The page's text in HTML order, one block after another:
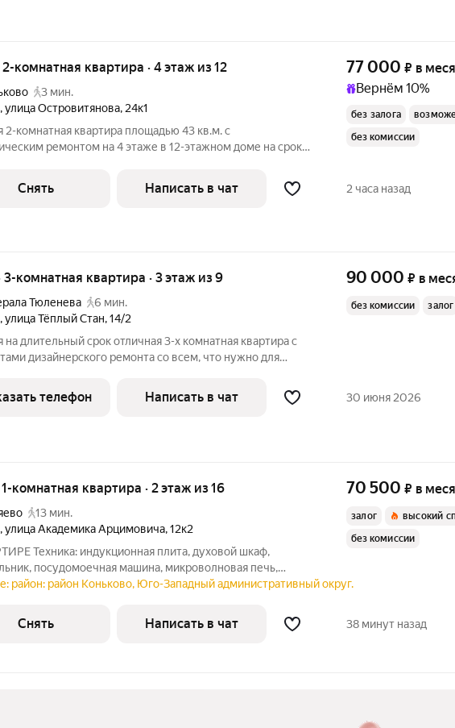
2-комнатная квартира · 4 этаж из 12
3 мин.
,улица Островитянова, 24к1
2-комнатная квартира площадью 43 кв.м. с
ремонтом на 4 этаже в 12-этажном доме на срок
окна
77 000 ₽ в
Вернём 10%
без залога
без комиссии
Снять Написать в чат 2 часа назад
3-комнатная квартира · 3 этаж из 9
Тюленева
6 мин.
,улица Тёплый Стан,14/2
на длительный срок отличная 3-х комнатная квартира c
дизайнерского ремонта со всем, что нужно для
АГЕНТСТВАМ И ДРУГИМ ПРОЧИМ
ИТД - ПОЖАЛУЙСТА НЕ
90 000 ₽ в
без комиссии залог
телефон Написать в чат 30 июня 2026
1-комнатная квартира · 2 этаж из 16
13 мин.
,улица Академика Арцимовича,12к2
плита, духовой шкаф,
посудомоечная машина, микроволновая печь,
машина, телевизор, пылесос, утюг Мебель: кухонный
дверцами,
70 500 ₽ в
залог
высокий
без комиссии
район: район Коньково, Юго-Западный административный округ.
Снять Написать в чат 38 минут назад